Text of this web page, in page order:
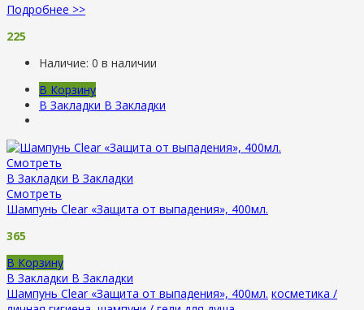
Подробнее >>
225
Наличие: 0 в наличии
В Корзину
В Закладки В Закладки
Смотреть
В Закладки В Закладки
Смотреть
Шампунь Clear «Защита от выпадения», 400мл.
365
В Корзину
В Закладки В Закладки
Шампунь Clear «Защита от выпадения», 400мл. косметика /